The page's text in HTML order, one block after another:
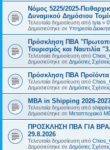
Νόμος 5225/2025-
Δυναμικού Δημόσιου
Τελευταία δημοσίευση από tyia «
Δημοσιεύτηκε σε Υπηρεσία
Πρόσκληση ΠΒΑ
Τουρισμός και Ναυτιλία
Τελευταία δημοσίευση από
Δημοσιεύτηκε σε Δημόσιες Σχέσεις
Πρόσκληση ΠΒΑ Προϊόντα
Τελευταία δημοσίευση από
Δημοσιεύτηκε σε Δημόσιες Σχέσεις
MBA in Shipping 2026-
Τελευταία δημοσίευση από
Δημοσιεύτηκε σε Μεταπτυχιακό
ΠΡΟΣΚΛΗΣΗ ΠΒΑ ΓΙΑ
29.8.2026
Τελευταία δημοσίευση από
Δημοσιεύτηκε σε Δημόσιες Σχέσεις